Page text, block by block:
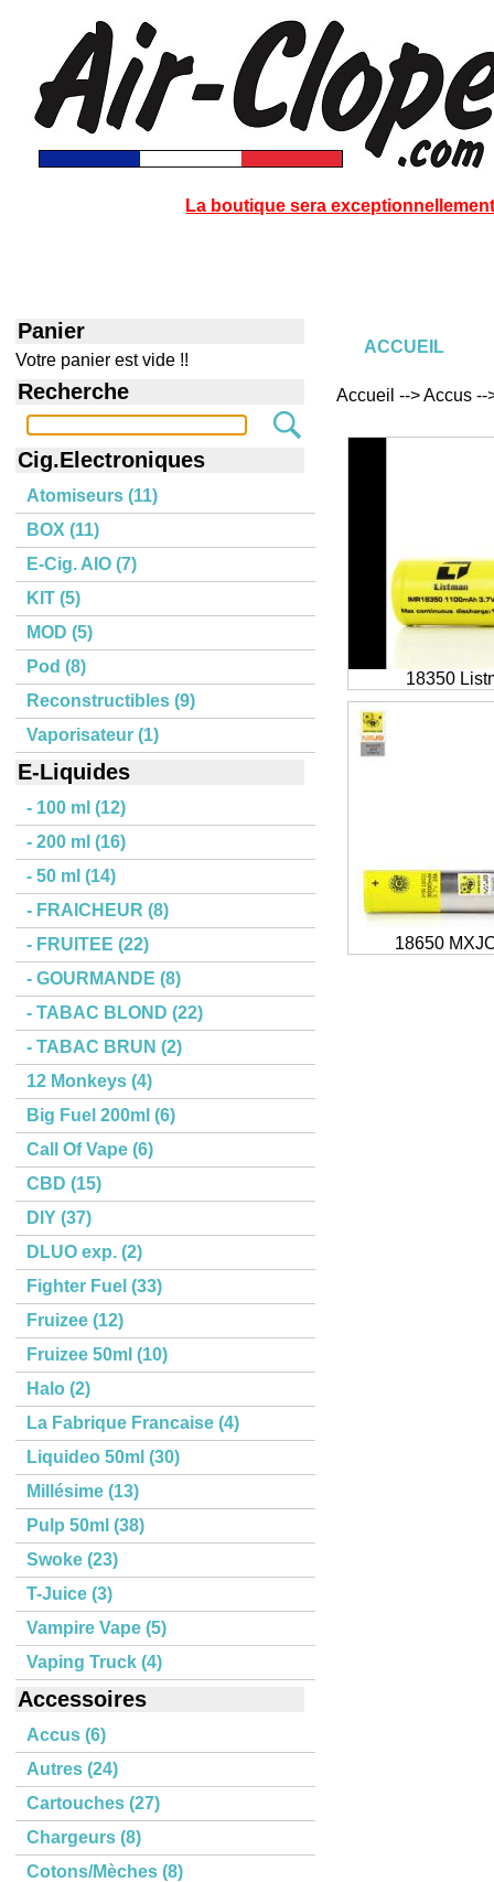
La boutique sera
Panier
Votre panier est vide !!
Recherche
Cig.Electroniques
Atomiseurs (11)
BOX (11)
E-Cig. AIO (7)
KIT (5)
MOD (5)
Pod (8)
Reconstructibles (9)
Vaporisateur (1)
E-Liquides
- 100 ml (12)
- 200 ml (16)
- 50 ml (14)
- FRAICHEUR (8)
- FRUITEE (22)
- GOURMANDE (8)
- TABAC BLOND (22)
- TABAC BRUN (2)
12 Monkeys (4)
Big Fuel 200ml (6)
Call Of Vape (6)
CBD (15)
DIY (37)
DLUO exp. (2)
Fighter Fuel (33)
Fruizee (12)
Fruizee 50ml (10)
Halo (2)
La Fabrique Francaise (4)
Liquideo 50ml (30)
Millésime (13)
Pulp 50ml (38)
Swoke (23)
T-Juice (3)
Vampire Vape (5)
Vaping Truck (4)
Accessoires
Accus (6)
Autres (24)
Cartouches (27)
Chargeurs (8)
Cotons/Mèches (8)
ACCUEIL
Accueil --> Accus --
18350
18650